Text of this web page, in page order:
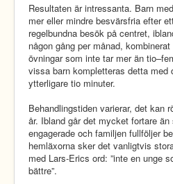
Resultaten är intressanta. Barn
mer eller mindre besvärsfria efter
regelbundna besök på centret,
någon gång per månad,
övningar som inte tar mer än
vissa barn kompletteras detta med
ytterligare tio minuter.
Behandlingstiden varierar, det kan
år. Ibland går det mycket fortare
engagerade och familjen fullföljer
hemläxorna sker det vanligtvis
med Lars-Erics ord: ”inte en unge
bättre”.